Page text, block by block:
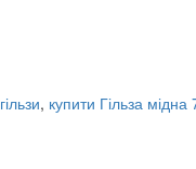
гільзи, купити Гільза мідна